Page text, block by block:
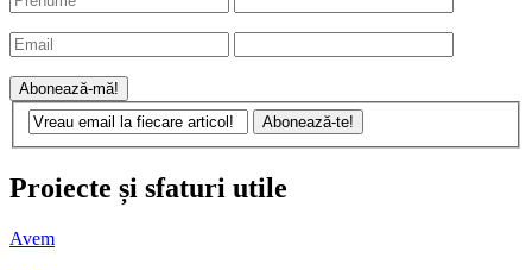
Proiecte și sfaturi utile
Avem